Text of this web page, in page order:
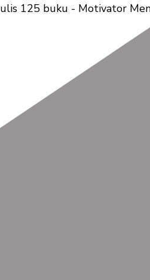
125 buku - Motivator